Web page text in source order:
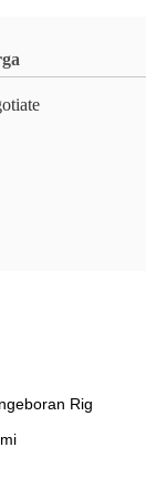
Rig